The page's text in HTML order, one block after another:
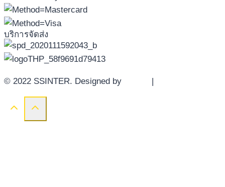
บริการจัดส่ง
© 2022 SSINTER. Designed by |